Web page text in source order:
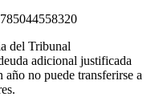
del Tribunal
adicional justificada
año no puede transferirse a